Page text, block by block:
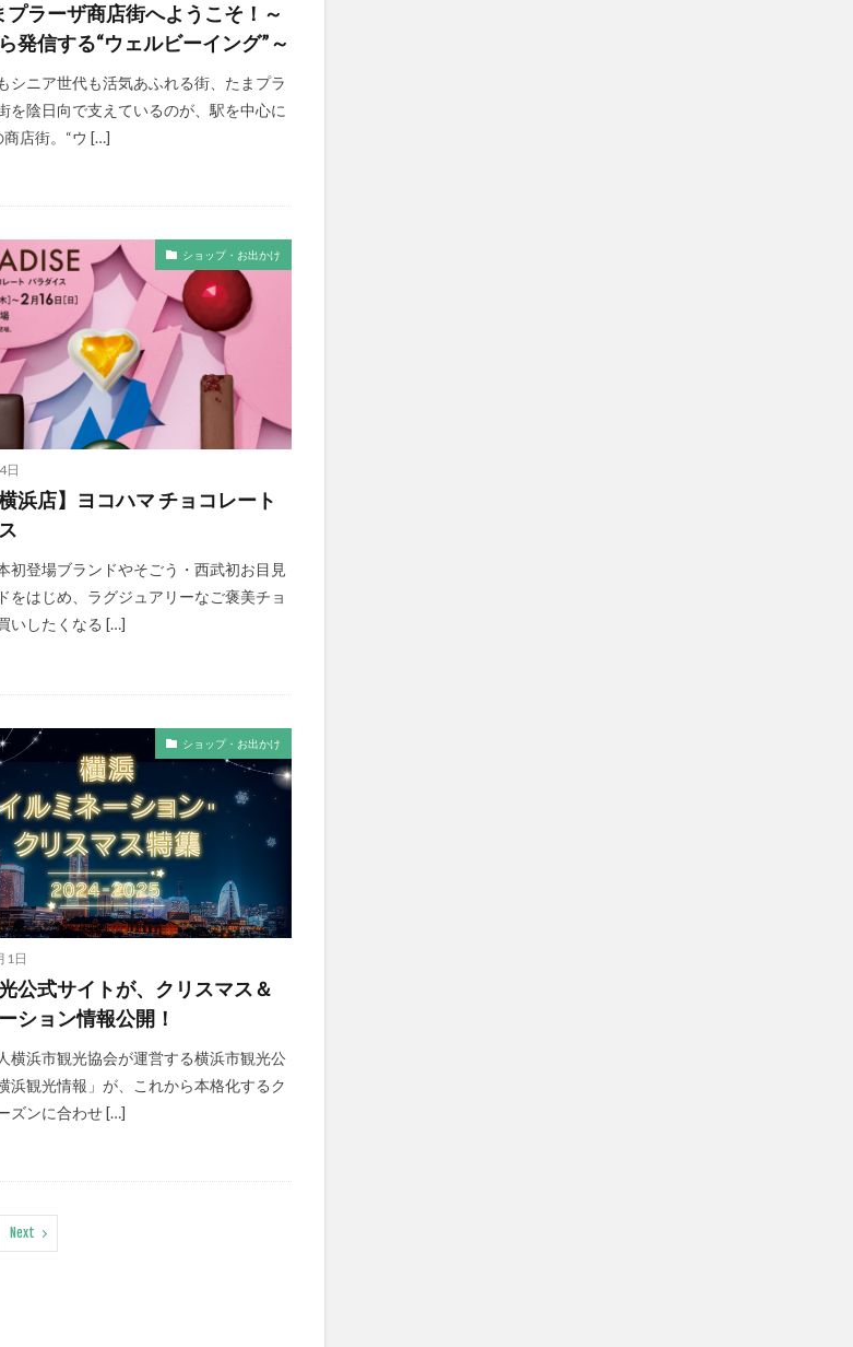
プラーザ商店街へようこそ！～
発信する“ウェルビーイング”～
シニア世代も活気あふれる街、たまプラ
を陰日向で支えているのが、駅を中心に
店街。“ウ […]
ショップ・お出かけ
日
浜店】ヨコハマ チョコレート
初登場ブランドやそごう・西武初お目見
をはじめ、ラグジュアリーなご褒美チョ
いしたくなる […]
ショップ・お出かけ
1日
公式サイトが、クリスマス＆
ション情報公開！
横浜市観光協会が運営する横浜市観光公
浜観光情報」が、これから本格化するク
ズンに合わせ […]
Next